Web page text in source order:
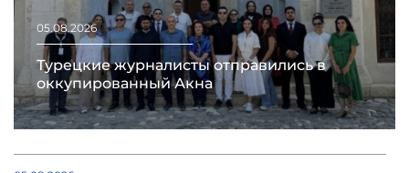
05.08.2026
Турецкие журналисты отправились в
оккупированный Акна